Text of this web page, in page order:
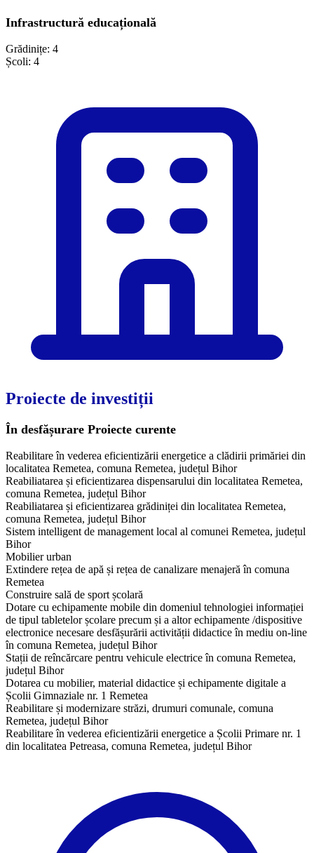
Infrastructură educațională
Grădinițe: 4
Școli: 4
Proiecte de investiții
În desfășurare Proiecte curente
Reabilitare în vederea eficientizării energetice a clădirii primăriei din
localitatea Remetea, comuna Remetea, județul Bihor
Reabiliatarea și eficientizarea dispensarului din localitatea Remetea,
comuna Remetea, județul Bihor
Reabiliatarea și eficientizarea grădiniței din localitatea Remetea,
comuna Remetea, județul Bihor
Sistem intelligent de management local al comunei Remetea, județul
Bihor
Mobilier urban
Extindere rețea de apă și rețea de canalizare menajeră în comuna
Remetea
Construire sală de sport școlară
Dotare cu echipamente mobile din domeniul tehnologiei informației
de tipul tabletelor școlare precum și a altor echipamente /dispositive
electronice necesare desfășurării activității didactice în mediu on-line
în comuna Remetea, județul Bihor
Stații de reîncărcare pentru vehicule electrice în comuna Remetea,
județul Bihor
Dotarea cu mobilier, material didactice și echipamente digitale a
Școlii Gimnaziale nr. 1 Remetea
Reabilitare și modernizare străzi, drumuri comunale, comuna
Remetea, județul Bihor
Reabilitare în vederea eficientizării energetice a Școlii Primare nr. 1
din localitatea Petreasa, comuna Remetea, județul Bihor